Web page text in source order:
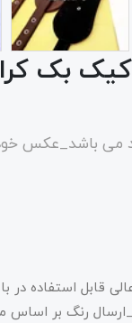
کیک بک
باشد_عکس خود
قابل استفاده در
رنگ بر اساس